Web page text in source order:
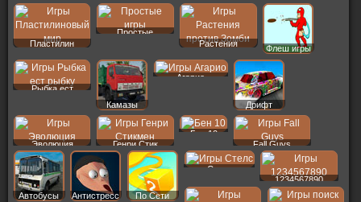
Пластилин
Простые
Растения
Флеш игры
Рыбка ест
Камазы
Агарио
Дрифт
Эволюция Генри Стик
Бен 10
Fall Guys
Автобусы Антистресс По Сети
Стелс
1234567890